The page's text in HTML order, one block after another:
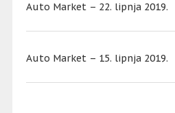
Auto Market – 22. lipnja 2019.
Auto Market – 15. lipnja 2019.